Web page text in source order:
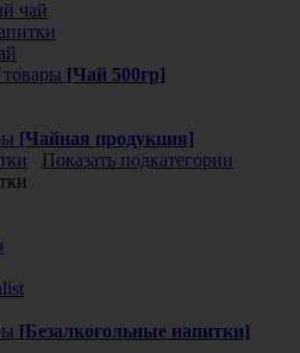
чай
товары [Чай 500гр]
[Чайная продукция]
Показать подкатегории
[Безалкогольные напитки]